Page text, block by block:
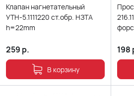
Клапан нагнетательный
УТН-5.1111220 ст.обр. НЗТА
h=22mm
259 р.
В корзину
198